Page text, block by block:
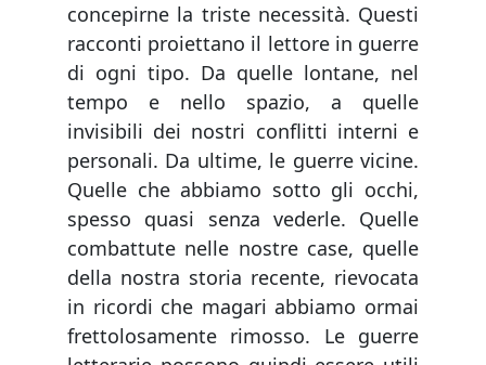
concepirne la triste necessità. Questi
racconti proiettano il lettore in guerre
di ogni tipo. Da quelle lontane, nel
tempo e nello spazio, a quelle
invisibili dei nostri conflitti interni e
personali. Da ultime, le guerre vicine.
Quelle che abbiamo sotto gli occhi,
spesso quasi senza vederle. Quelle
combattute nelle nostre case, quelle
della nostra storia recente, rievocata
in ricordi che magari abbiamo ormai
frettolosamente rimosso. Le guerre